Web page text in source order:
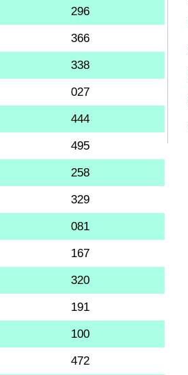
296
366
338
027
444
495
258
329
081
167
320
191
100
472